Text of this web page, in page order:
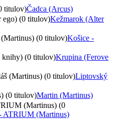
titulov)Čadca (Arcus)
ego) (0 titulov)Kežmarok (Alter
(0 titulov)Košice -
knihy) (0 titulov)Krupina (Ferove
(Martinus) (0 titulov)Liptovský
(0 titulov)Martin (Martinus)
(Martinus) (0
ATRIUM (Martinus)